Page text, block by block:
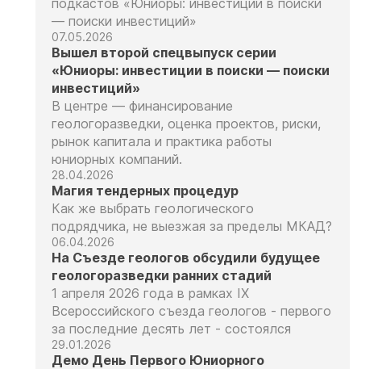
подкастов «Юниоры: инвестиции в поиски
— поиски инвестиций»
07.05.2026
Вышел второй спецвыпуск серии
«Юниоры: инвестиции в поиски — поиски
инвестиций»
В центре — финансирование
геологоразведки, оценка проектов, риски,
рынок капитала и практика работы
юниорных компаний.
28.04.2026
Магия тендерных процедур
Как же выбрать геологического
подрядчика, не выезжая за пределы МКАД?
06.04.2026
На Съезде геологов обсудили будущее
геологоразведки ранних стадий
1 апреля 2026 года в рамках IX
Всероссийского съезда геологов - первого
за последние десять лет - состоялся
29.01.2026
Демо День Первого Юниорного